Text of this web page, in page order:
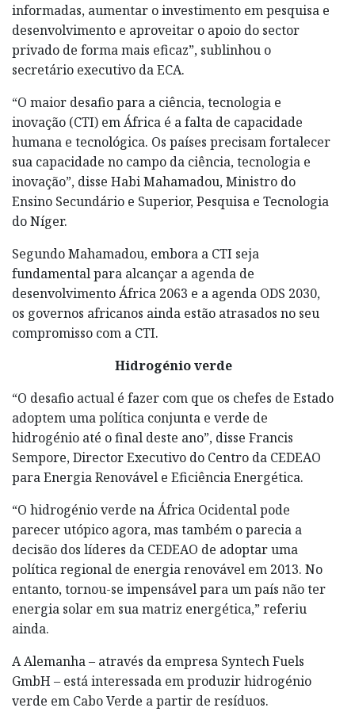
informadas, aumentar o investimento em pesquisa e
desenvolvimento e aproveitar o apoio do sector
privado de forma mais eficaz”, sublinhou o
secretário executivo da ECA.
“O maior desafio para a ciência, tecnologia e
inovação (CTI) em África é a falta de capacidade
humana e tecnológica. Os países precisam fortalecer
sua capacidade no campo da ciência, tecnologia e
inovação”, disse Habi Mahamadou, Ministro do
Ensino Secundário e Superior, Pesquisa e Tecnologia
do Níger.
Segundo Mahamadou, embora a CTI seja
fundamental para alcançar a agenda de
desenvolvimento África 2063 e a agenda ODS 2030,
os governos africanos ainda estão atrasados no seu
compromisso com a CTI.
Hidrogénio verde
“O desafio actual é fazer com que os chefes de Estado
adoptem uma política conjunta e verde de
hidrogénio até o final deste ano”, disse Francis
Sempore, Director Executivo do Centro da CEDEAO
para Energia Renovável e Eficiência Energética.
“O hidrogénio verde na África Ocidental pode
parecer utópico agora, mas também o parecia a
decisão dos líderes da CEDEAO de adoptar uma
política regional de energia renovável em 2013. No
entanto, tornou-se impensável para um país não ter
energia solar em sua matriz energética,” referiu
ainda.
A Alemanha – através da empresa Syntech Fuels
GmbH – está interessada em produzir hidrogénio
verde em Cabo Verde a partir de resíduos.